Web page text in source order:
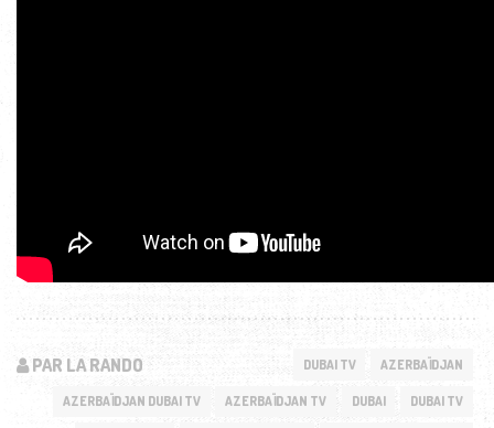
PAR LA RANDO DUBAI TV AZERBAÏDJAN
AZERBAÏDJAN DUBAI TV AZERBAÏDJAN TV DUBAI DUBAI TV